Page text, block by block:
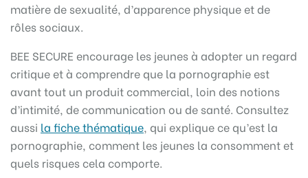
matière de sexualité, d’apparence physique et de
rôles sociaux.
BEE SECURE encourage les jeunes à adopter un regard
critique et à comprendre que la pornographie est
avant tout un produit commercial, loin des notions
d’intimité, de communication ou de santé. Consultez
aussi la fiche thématique, qui explique ce qu’est la
pornographie, comment les jeunes la consomment et
quels risques cela comporte.